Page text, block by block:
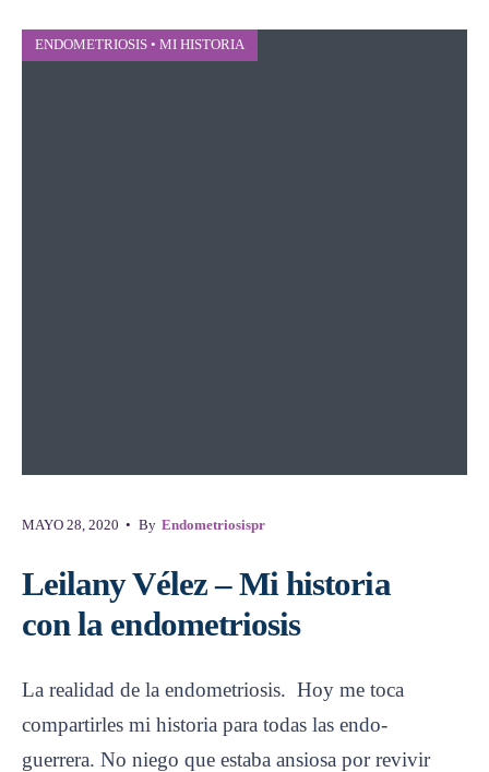
ENDOMETRIOSIS • MI HISTORIA
MAYO 28, 2020 • By Endometriosispr
Leilany Vélez – Mi historia
con la endometriosis
La realidad de la endometriosis. Hoy me toca
compartirles mi historia para todas las endo-
guerrera. No niego que estaba ansiosa por revivir